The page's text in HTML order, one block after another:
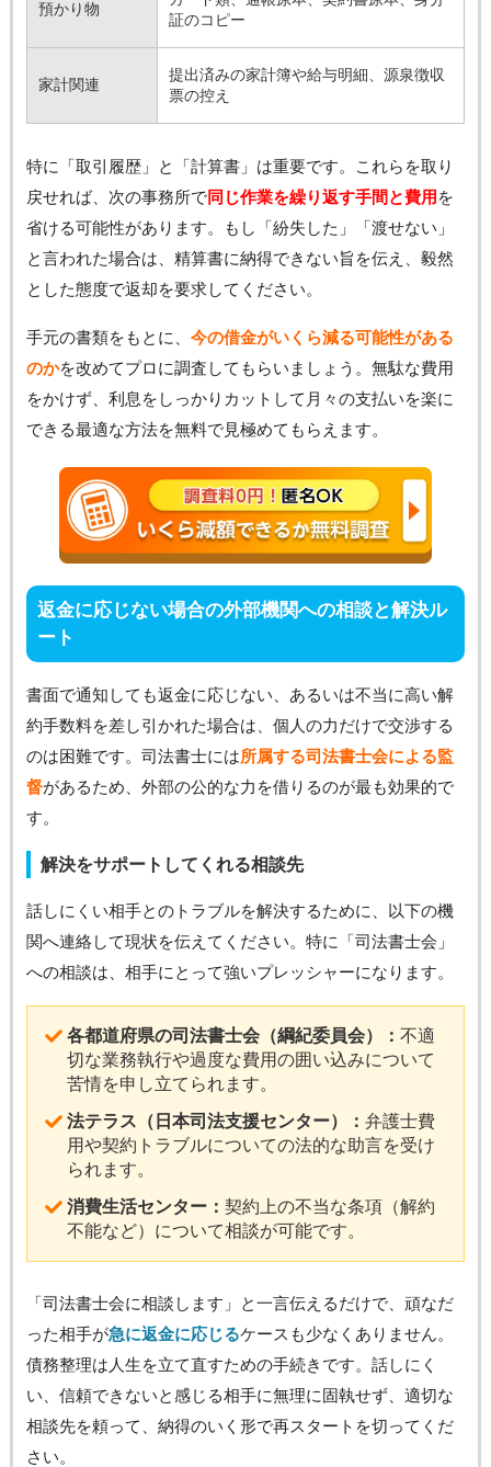
預かり物
証のコピー
家計関連
提出済みの家計簿や給与明細、源泉徴収
票の控え
特に「取引履歴」と「計算書」は重要です。これらを取り
戻せれば、次の事務所で同じ作業を繰り返す手間と費用 を
省ける可能性があります。もし「紛失した」「渡せない」
と言われた場合は、精算書に納得できない旨を伝え、毅然
とした態度で返却を要求してください。
手元の書類をもとに、 今の借金がいくら減る可能性がある
のかを改めてプロに調査してもらいましょう。無駄な費用
をかけず、利息をしっかりカットして月々の支払いを楽に
できる最適な方法を無料で見極めてもらえます。
返金に応じない場合の外部機関への相談と解決ル
ート
書面で通知しても返金に応じない、あるいは不当に高い解
約手数料を差し引かれた場合は、個人の力だけで交渉する
のは困難です。司法書士には所属する司法書士会による監
督があるため、外部の公的な力を借りるのが最も効果的で
す。
解決をサポートしてくれる相談先
話しにくい相手とのトラブルを解決するために、以下の機
関へ連絡して現状を伝えてください。特に「司法書士会」
への相談は、相手にとって強いプレッシャーになります。
各都道府県の司法書士会（綱紀委員会）： 不適
切な業務執行や過度な費用の囲い込みについて
苦情を申し立てられます。
法テラス（日本司法支援センター）： 弁護士費
用や契約トラブルについての法的な助言を受け
られます。
消費生活センター： 契約上の不当な条項（解約
不能など）について相談が可能です。
「司法書士会に相談します」と一言伝えるだけで、頑なだ
った相手が急に返金に応じるケースも少なくありません。
債務整理は人生を立て直すための手続きです。話しにく
い、信頼できないと感じる相手に無理に固執せず、適切な
相談先を頼って、納得のいく形で再スタートを切ってくだ
さい。